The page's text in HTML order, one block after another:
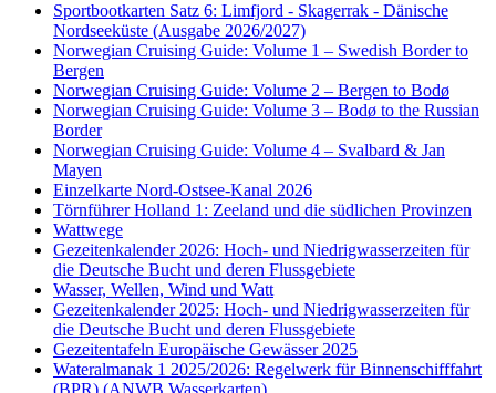
Sportbootkarten Satz 6: Limfjord - Skagerrak - Dänische
Nordseeküste (Ausgabe 2026/2027)
Norwegian Cruising Guide: Volume 1 – Swedish Border to
Bergen
Norwegian Cruising Guide: Volume 2 – Bergen to Bodø
Norwegian Cruising Guide: Volume 3 – Bodø to the Russian
Border
Norwegian Cruising Guide: Volume 4 – Svalbard & Jan
Mayen
Einzelkarte Nord-Ostsee-Kanal 2026
Törnführer Holland 1: Zeeland und die südlichen Provinzen
Wattwege
Gezeitenkalender 2026: Hoch- und Niedrigwasserzeiten für
die Deutsche Bucht und deren Flussgebiete
Wasser, Wellen, Wind und Watt
Gezeitenkalender 2025: Hoch- und Niedrigwasserzeiten für
die Deutsche Bucht und deren Flussgebiete
Gezeitentafeln Europäische Gewässer 2025
Wateralmanak 1 2025/2026: Regelwerk für Binnenschifffahrt